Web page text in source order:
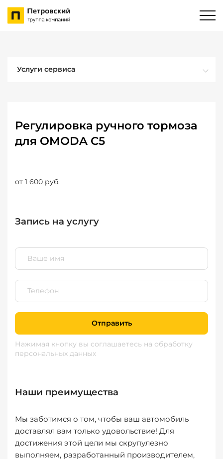
Услуги сервиса
Регулировка ручного тормоза
для OMODA C5
от 1 600 руб.
Запись на услугу
Отправить
Нажимая кнопку вы соглашаетесь на обработку
персональных данных
Наши преимущества
Мы заботимся о том, чтобы ваш автомобиль
доставлял вам только удовольствие! Для
достижения этой цели мы скрупулезно
выполняем, разработанный производителем,